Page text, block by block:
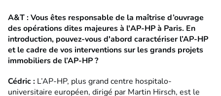
A&T : Vous êtes responsable de la maîtrise d’ouvrage
des opérations dites majeures à l'AP-HP à Paris. En
introduction, pouvez-vous d'abord caractériser l’AP-HP
et le cadre de vos interventions sur les grands projets
immobiliers de l’AP-HP ?
Cédric : L’AP-HP, plus grand centre hospitalo-
universitaire européen, dirigé par Martin Hirsch, est le